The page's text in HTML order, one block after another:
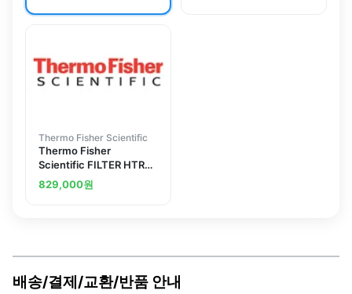
Thermo Fisher Scientific
Thermo Fisher
Scientific FILTER HTR
380-8 SPECIAL WL
829,000원
배송/결제/교환/반품 안내